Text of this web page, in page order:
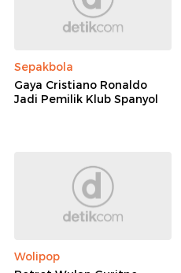
Sepakbola
Gaya Cristiano Ronaldo
Jadi Pemilik Klub Spanyol
Wolipop